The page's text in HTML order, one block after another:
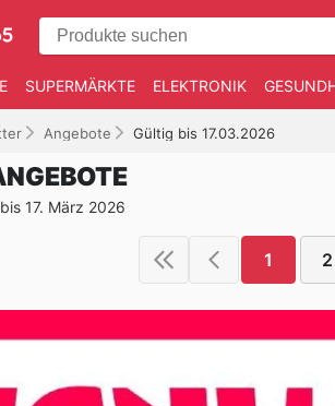
SUPERMÄRKTE ELEKTRONIK
Angebote Gültig bis 17.03.2026
17. März 2026
1 2